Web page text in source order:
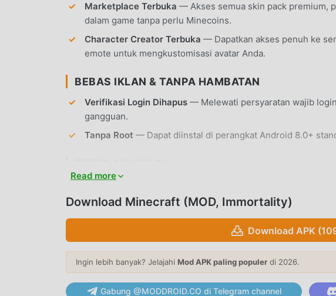
Marketplace Terbuka — Akses semua skin pack premium,
dalam game tanpa perlu Minecoins.
Character Creator Terbuka — Dapatkan akses penuh ke
emote untuk mengkustomisasi avatar Anda.
BEBAS IKLAN & TANPA HAMBATAN
Verifikasi Login Dihapus — Melewati persyaratan wajib
gangguan.
Tanpa Root — Dapat diinstal di perangkat Android 8.0+
tanpa batas untuk membangun struktur skala apa pun.
Tantangan Survival— Uji kemampuan Anda dalam mode
dan bertahan dari serangan mob seperti Creeper dan
GENERASI DUNIA
Read more
Download Minecraft (MOD, Immortality)
Download APK
Ingin lebih banyak? Jelajahi Mod APK paling populer di 2026.
Gabung @MODDROID.CO di Telegram channel